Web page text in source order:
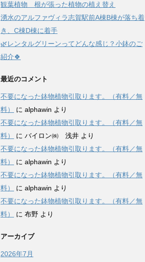
観葉植物 根が張った植物の植え替え
湧水のアルファヴィラ志賀駅前A棟B棟が落ち着
き、C棟D棟に着手
🌿レンタルグリーンってどんな感じ？小鉢のご
紹介🍀
最近のコメント
不要になった鉢物植物引取ります。（有料／無
料）
に alphawin より
不要になった鉢物植物引取ります。（有料／無
料）
に バイロン㈱ 浅井 より
不要になった鉢物植物引取ります。（有料／無
料）
に alphawin より
不要になった鉢物植物引取ります。（有料／無
料）
に alphawin より
不要になった鉢物植物引取ります。（有料／無
料）
に 布野 より
アーカイブ
2026年7月